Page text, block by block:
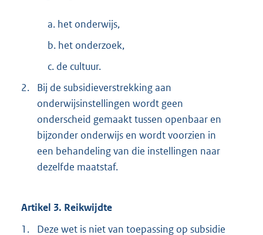
a. het onderwijs,
b. het onderzoek,
c. de cultuur.
2.
Bij de subsidieverstrekking aan
onderwijsinstellingen wordt geen
onderscheid gemaakt tussen openbaar en
bijzonder onderwijs en wordt voorzien in
een behandeling van die instellingen naar
dezelfde maatstaf.
Artikel 3. Reikwijdte
1.
Deze wet is niet van toepassing op subsidie